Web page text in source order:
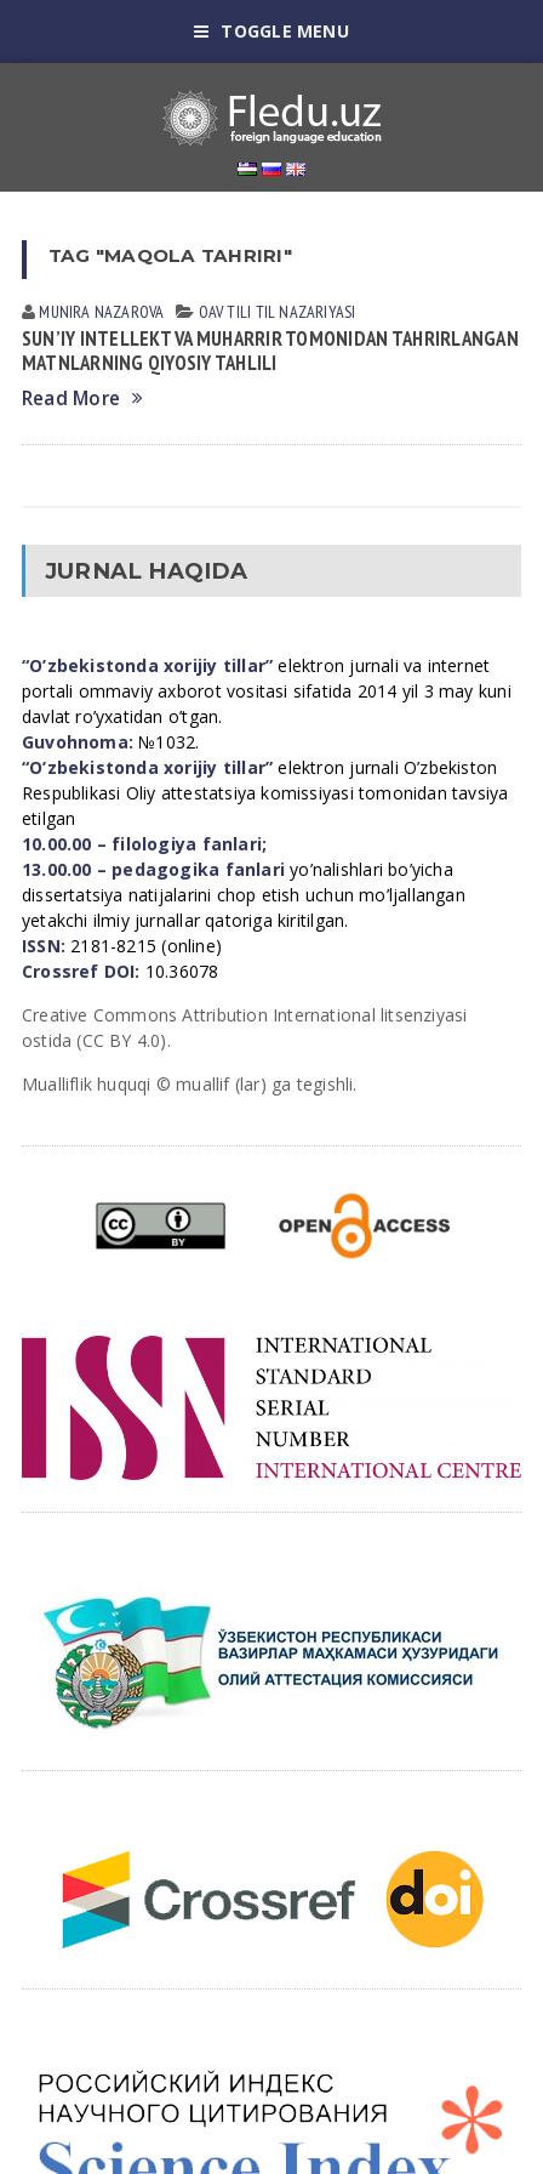
TOGGLE MENU
TAG "MAQOLA TAHRIRI"
MUNIRA NAZAROVA OAV TILI TIL NАZАRIYASI
SUN’IY INTELLEKT VA MUHARRIR TOMONIDAN TAHRIRLANGAN
MATNLARNING QIYOSIY TAHLILI
Read More
JURNAL HAQIDA
“O’zbekistonda xorijiy tillar” elektron jurnali va internet
portali ommaviy axborot vositasi sifatida 2014 yil 3 may kuni
davlat ro’yxatidan o’tgan.
Guvohnoma: №1032.
“O’zbekistonda xorijiy tillar” elektron jurnali O’zbekiston
Respublikasi Oliy attestatsiya komissiyasi tomonidan tavsiya
etilgan
10.00.00 – filologiya fanlari;
13.00.00 – pedagogika fanlari yo’nalishlari bo’yicha
dissertatsiya natijalarini chop etish uchun mo’ljallangan
yetakchi ilmiy jurnallar qatoriga kiritilgan.
ISSN: 2181-8215 (online)
Crossref DOI: 10.36078
Creative Commons Attribution International litsenziyasi
ostida (CC BY 4.0).
Mualliflik huquqi © muallif (lar) ga tegishli.